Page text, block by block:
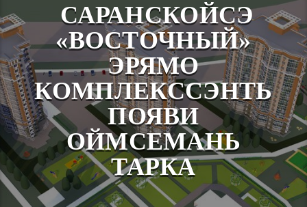
САРАНСКОЙСЭ
«ВОСТОЧНЫЙ»
ЭРЯМО
КОМПЛЕКССЭНТЬ
ПОЯВИ
ОЙМСЕМАНЬ
ТАРКА